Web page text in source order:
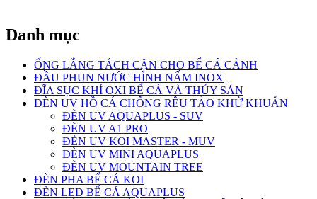
Danh mục
ỐNG LẮNG TÁCH CẶN CHO BỂ CÁ CẢNH
ĐẦU PHUN NƯỚC HÌNH NẤM INOX
ĐĨA SỤC KHÍ OXI BỂ CÁ VÀ THỦY SẢN
ĐÈN UV HỒ CÁ CHỐNG RÊU TẢO KHỬ KHUẨN
ĐÈN UV AQUAPLUS - SUV
ĐÈN UV A1 PRO
ĐÈN UV KOI MASTER - MUV
ĐÈN UV MINI AQUAPLUS
ĐÈN UV MOUNTAIN TREE
ĐÈN PHA BỂ CÁ KOI
ĐÈN LED BỂ CÁ AQUAPLUS